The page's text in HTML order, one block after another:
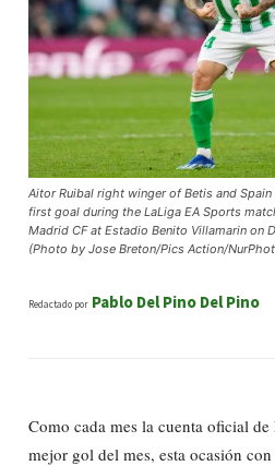
Aitor Ruibal right winger of Betis and
first goal during the LaLiga EA Sports
Madrid CF at Estadio Benito Villamarin on
(Photo by Jose Breton/Pics Action/
Redactado por Pablo Del Pino Del Pino
Como cada mes la cuenta oficial
mejor gol del mes, esta ocasión